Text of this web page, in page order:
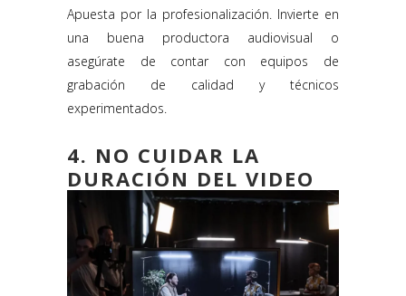
Apuesta por la profesionalización. Invierte en
una buena productora audiovisual o
asegúrate de contar con equipos de
grabación de calidad y técnicos
experimentados.
4. NO CUIDAR LA
DURACIÓN DEL VIDEO